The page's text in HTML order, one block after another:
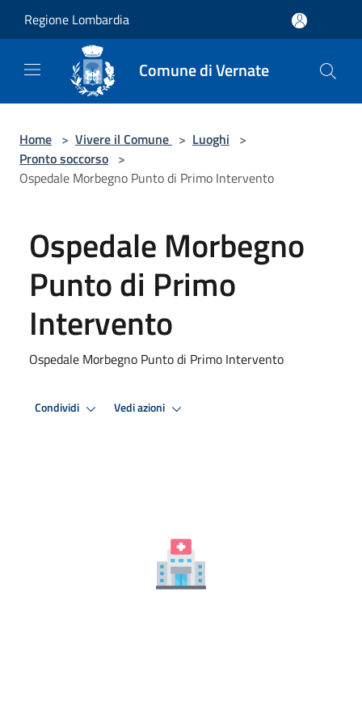
Regione Lombardia
Comune di Vernate
Home > Vivere il Comune > Luoghi >
Pronto soccorso >
Ospedale Morbegno Punto di Primo Intervento
Ospedale Morbegno
Punto di Primo
Intervento
Ospedale Morbegno Punto di Primo Intervento
Condividi Vedi azioni